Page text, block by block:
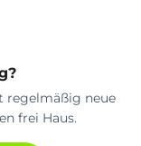
regelmäßig neue
frei Haus.